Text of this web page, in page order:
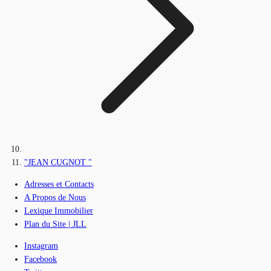
"JEAN CUGNOT "
Adresses et Contacts
A Propos de Nous
Lexique Immobilier
Plan du Site | JLL
Instagram
Facebook